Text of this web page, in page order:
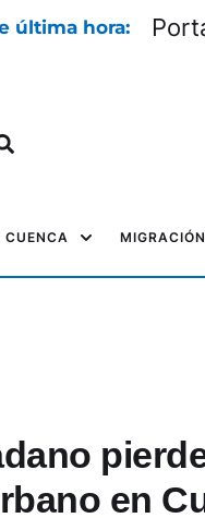
última hora:
CUENCA MIGRACIÓN
en